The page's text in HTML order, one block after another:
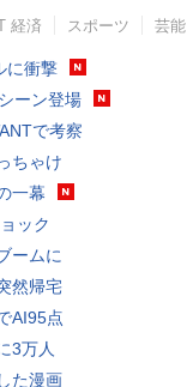
経済 スポーツ 芸能
に衝撃
ーン登場
で考察
ちゃけ
一幕
ック
ームに
然帰宅
AI95点
3万人
た漫画